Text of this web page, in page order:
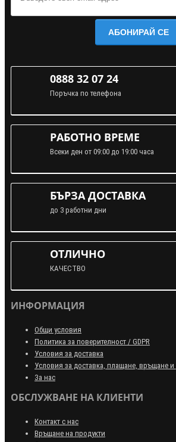
АБОНИРАЙ СЕ
0888 32 07 24
Поръчка по телефона
РАБОТНО ВРЕМЕ
Всеки ден от 09:00 до 19:00 часа
БЪРЗА ДОСТАВКА
до 3 работни дни
ОТЛИЧНО
КАЧЕСТВО
ИНФОРМАЦИЯ
Общи условия
Политика за поверителност / GDPR
Условия за доставка
Условия за доставка, плащане, връщане и
За нас
ОБСЛУЖВАНЕ НА КЛИЕНТИ
Контакт с нас
Връщане на продукти